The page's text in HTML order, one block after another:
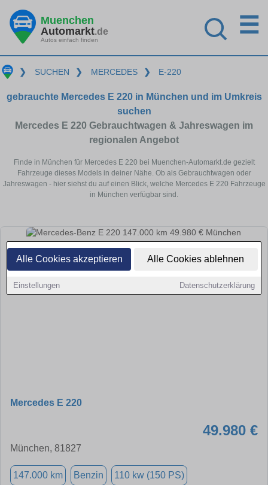
Alle Cookies akzeptieren Alle Cookies ablehnen
Einstellungen Datenschutzerklärung
Muenchen
Automarkt.de
Autos einfach finden
☰
❯ SUCHEN ❯ MERCEDES ❯ E-220
gebrauchte Mercedes E 220 in München und im Umkreis
suchen
Mercedes E 220 Gebrauchtwagen & Jahreswagen im
regionalen Angebot
Finde in München für Mercedes E 220 bei Muenchen-Automarkt.de gezielt
Fahrzeuge dieses Models in deiner Nähe. Ob als Gebrauchtwagen oder
Jahreswagen - hier siehst du auf einen Blick, welche Mercedes E 220 Fahrzeuge
in München verfügbar sind.
Mercedes E 220
49.980 €
München, 81827
147.000 km Benzin 110 kw (150 PS)